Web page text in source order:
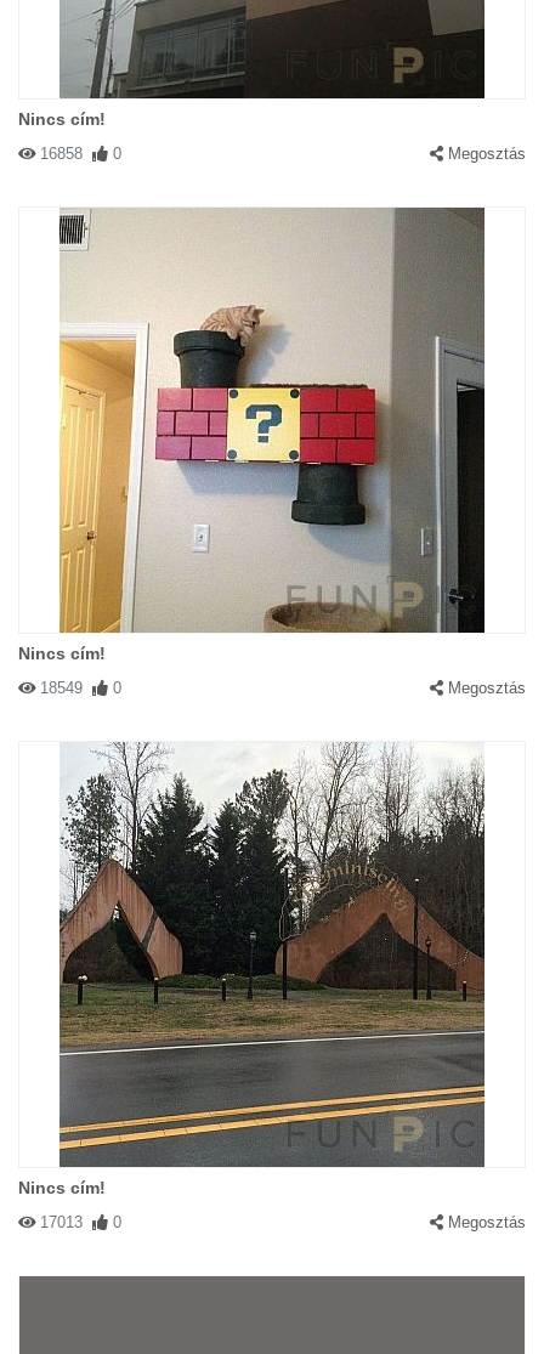
Nincs cím!
16858 0 Megosztás
Nincs cím!
18549 0 Megosztás
Nincs cím!
17013 0 Megosztás